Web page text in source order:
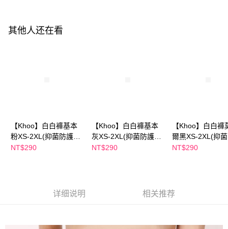
1. 初次使用 AFTEE 時，將依認證結果及本公司審查結果，核予每個人不同
處理、利用，詳參 AFTEE 官網之『個人資料蒐集、處理及利用告知聲明』
（https://aftee.tw/privacypolicy/）。
若款項超過繳費期限，將根據當次的金額加收年利率 16% 的逾期滯納金。
繫恩沛科技股份有限公司。若您不同意我們將上開所示之個人資料，連同必
7-11付款取貨
離島配送
每笔NT$150，满NT$1,500(含以上)免运费
其他人还在看
【Khoo】白白褲基本
粉XS-2XL(抑菌防護異
味.護墊掰掰)
NT$290
【Khoo】白白褲基本
灰XS-2XL(抑菌防護異
味.護墊掰掰)
NT$290
【Khoo】白白褲
爾黑XS-2XL(抑
異味.護墊掰掰)
NT$290
详细说明 相关推荐